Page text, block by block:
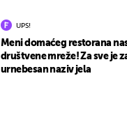
UPS!
Meni domaćeg restorana
društvene mreže! Za sve je
urnebesan naziv jela